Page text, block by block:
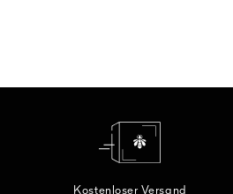
Kostenloser Versand